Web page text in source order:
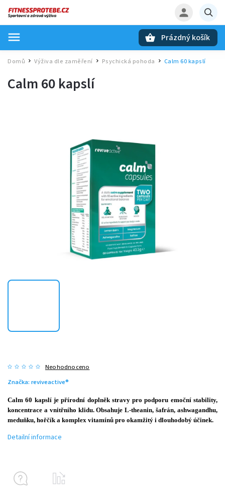
Prázdný košík
Domů / Výživa dle zaměření Psychická pohoda Calm 60 kapslí
Calm 60 kapslí
Neohodnoceno
Značka: reviveactive®
Calm 60 kapslí je přírodní doplněk stravy pro podporu emoční stability,
koncentrace a vnitřního klidu. Obsahuje L-theanin, šafrán, ashwagandhu,
meduňku, hořčík a komplex vitamínů pro okamžitý i dlouhodobý účinek.
Detailní informace